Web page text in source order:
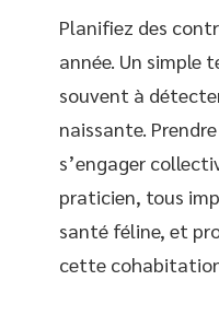
Planifiez des
année. Un simple
souvent à
naissante.
s’engager
praticien, tous
santé féline, et
cette